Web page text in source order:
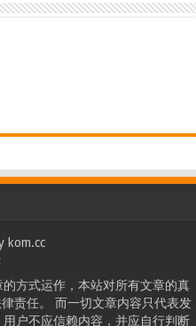
kom.cc
方式运作，本站对所有文章的真
责任。 而一切文章内容只代表发
户不应信赖内容，并应自行判断